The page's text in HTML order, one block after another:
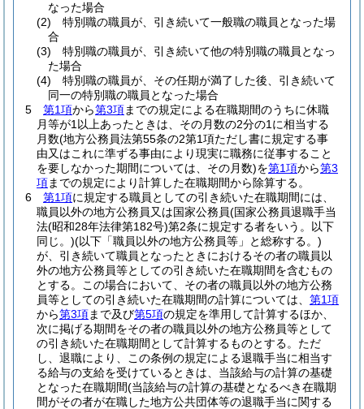
なった場合
(2)
特別職の職員が、引き続いて一般職の職員となった場
合
(3)
特別職の職員が、引き続いて他の特別職の職員となっ
た場合
(4)
特別職の職員が、その任期が満了した後、引き続いて
同一の特別職の職員となった場合
5
第1項から第3項までの規定による在職期間のうちに休職
月等が1以上あったときは、その月数の2分の1に相当する
月数(地方公務員法第55条の2第1項ただし書に規定する事
由又はこれに準ずる事由により現実に職務に従事すること
を要しなかった期間については、その月数)を第1項から第3
項までの規定により計算した在職期間から除算する。
6
第1項に規定する職員としての引き続いた在職期間には、
職員以外の地方公務員又は国家公務員(国家公務員退職手当
法(昭和28年法律第182号)第2条に規定する者をいう。以下
同じ。)(以下「職員以外の地方公務員等」と総称する。)
が、引き続いて職員となったときにおけるその者の職員以
外の地方公務員等としての引き続いた在職期間を含むもの
とする。
この場合において、その者の職員以外の地方公務
員等としての引き続いた在職期間の計算については、 第1項
から第3項まで及び第5項の規定を準用して計算するほか、
次に掲げる期間をその者の職員以外の地方公務員等として
の引き続いた在職期間として計算するものとする。 ただ
し、退職により、この条例の規定による退職手当に相当す
る給与の支給を受けているときは、当該給与の計算の基礎
となった在職期間(当該給与の計算の基礎となるべき在職期
間がその者が在職した地方公共団体等の退職手当に関する